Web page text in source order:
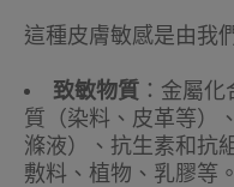
這種皮膚敏感是由我
致敏物質 ：金屬
質（染料、皮革等）
滌液）、抗生素和抗
敷料、植物、乳膠等。